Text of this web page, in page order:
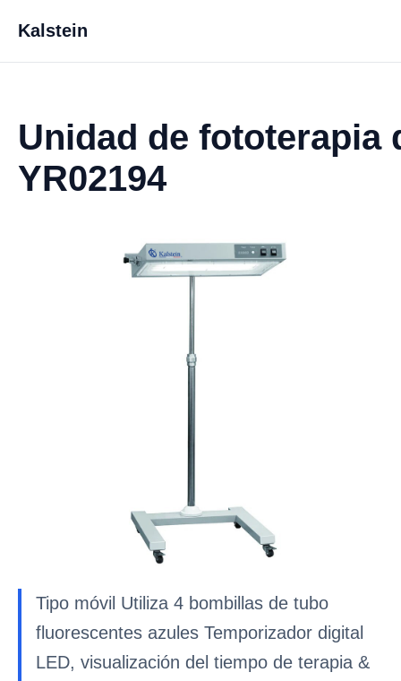
Kalstein
Unidad de fototerapia
YR02194
Tipo móvil Utiliza 4 bombillas de tubo
fluorescentes azules Temporizador digital
LED, visualización del tiempo de terapia &